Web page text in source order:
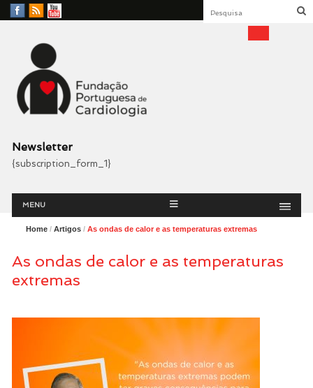
Facebook
RSS
YouTube
Fundação Portuguesa
Cardiologia
Newsletter
{subscription_form_1}
Menu
MENU
Home/ Artigos/ As ondas de calor e as temperaturas extremas
As ondas de calor e as temperaturas
extremas